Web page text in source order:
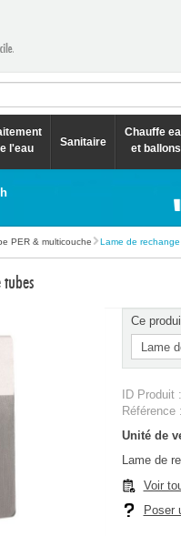
l'eau
Sanitaire
Chauffe
et ballons
PER & multicouche Lame de
Ce
ID Produit
Unité de
Lame de
Voir
Poser